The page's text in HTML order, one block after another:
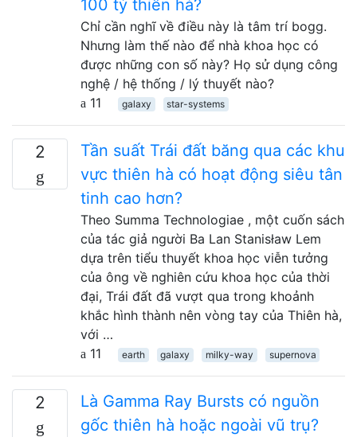
100 tỷ thiên hà?
Chỉ cần nghĩ về điều này là tâm trí bogg.
Nhưng làm thế nào để nhà khoa học có
được những con số này? Họ sử dụng công
nghệ / hệ thống / lý thuyết nào?
11
galaxy star-systems
2
Tần suất Trái đất băng qua các khu
vực thiên hà có hoạt động siêu tân
tinh cao hơn?
Theo Summa Technologiae , một cuốn sách
của tác giả người Ba Lan Stanisław Lem
dựa trên tiểu thuyết khoa học viễn tưởng
của ông về nghiên cứu khoa học của thời
đại, Trái đất đã vượt qua trong khoảnh
khắc hình thành nên vòng tay của Thiên hà,
với …
11
earth galaxy milky-way supernova
2
Là Gamma Ray Bursts có nguồn
gốc thiên hà hoặc ngoài vũ trụ?